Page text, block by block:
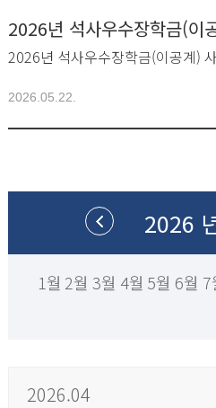
2026.05.22.
2026
1월 2월 3월 4월 5월 6월 7
2026.04